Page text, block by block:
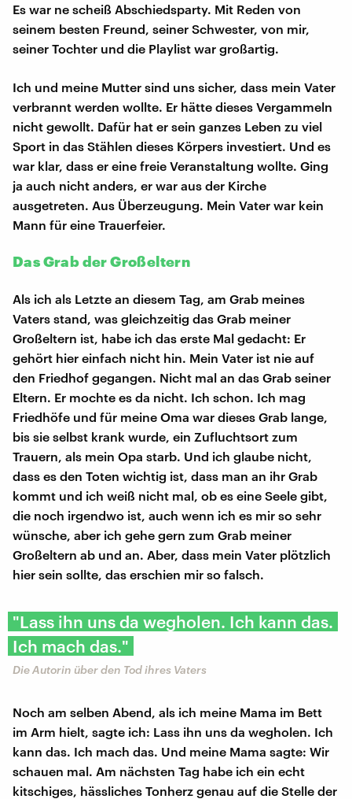
Es war ne scheiß Abschiedsparty. Mit Reden von
seinem besten Freund, seiner Schwester, von mir,
seiner Tochter und die Playlist war großartig.
Ich und meine Mutter sind uns sicher, dass mein Vater
verbrannt werden wollte. Er hätte dieses Vergammeln
nicht gewollt. Dafür hat er sein ganzes Leben zu viel
Sport in das Stählen dieses Körpers investiert. Und es
war klar, dass er eine freie Veranstaltung wollte. Ging
ja auch nicht anders, er war aus der Kirche
ausgetreten. Aus Überzeugung. Mein Vater war kein
Mann für eine Trauerfeier.
Das Grab der Großeltern
Als ich als Letzte an diesem Tag, am Grab meines
Vaters stand, was gleichzeitig das Grab meiner
Großeltern ist, habe ich das erste Mal gedacht: Er
gehört hier einfach nicht hin. Mein Vater ist nie auf
den Friedhof gegangen. Nicht mal an das Grab seiner
Eltern. Er mochte es da nicht. Ich schon. Ich mag
Friedhöfe und für meine Oma war dieses Grab lange,
bis sie selbst krank wurde, ein Zufluchtsort zum
Trauern, als mein Opa starb. Und ich glaube nicht,
dass es den Toten wichtig ist, dass man an ihr Grab
kommt und ich weiß nicht mal, ob es eine Seele gibt,
die noch irgendwo ist, auch wenn ich es mir so sehr
wünsche, aber ich gehe gern zum Grab meiner
Großeltern ab und an. Aber, dass mein Vater plötzlich
hier sein sollte, das erschien mir so falsch.
"Lass ihn uns da wegholen. Ich kann das.
Ich mach das."
Die Autorin über den Tod ihres Vaters
Noch am selben Abend, als ich meine Mama im Bett
im Arm hielt, sagte ich: Lass ihn uns da wegholen. Ich
kann das. Ich mach das. Und meine Mama sagte: Wir
schauen mal. Am nächsten Tag habe ich ein echt
kitschiges, hässliches Tonherz genau auf die Stelle der